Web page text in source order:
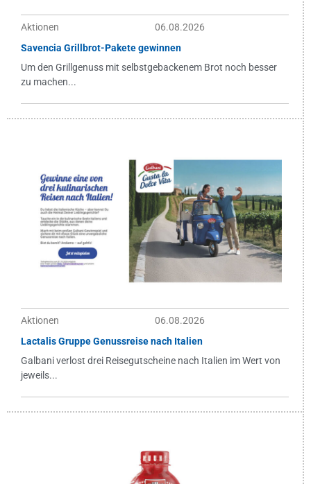
Aktionen
06.08.2026
Savencia Grillbrot-Pakete gewinnen
Um den Grillgenuss mit selbstgebackenem Brot noch besser
zu machen...
Aktionen
06.08.2026
Lactalis Gruppe Genussreise nach Italien
Galbani verlost drei Reisegutscheine nach Italien im Wert von
jeweils...